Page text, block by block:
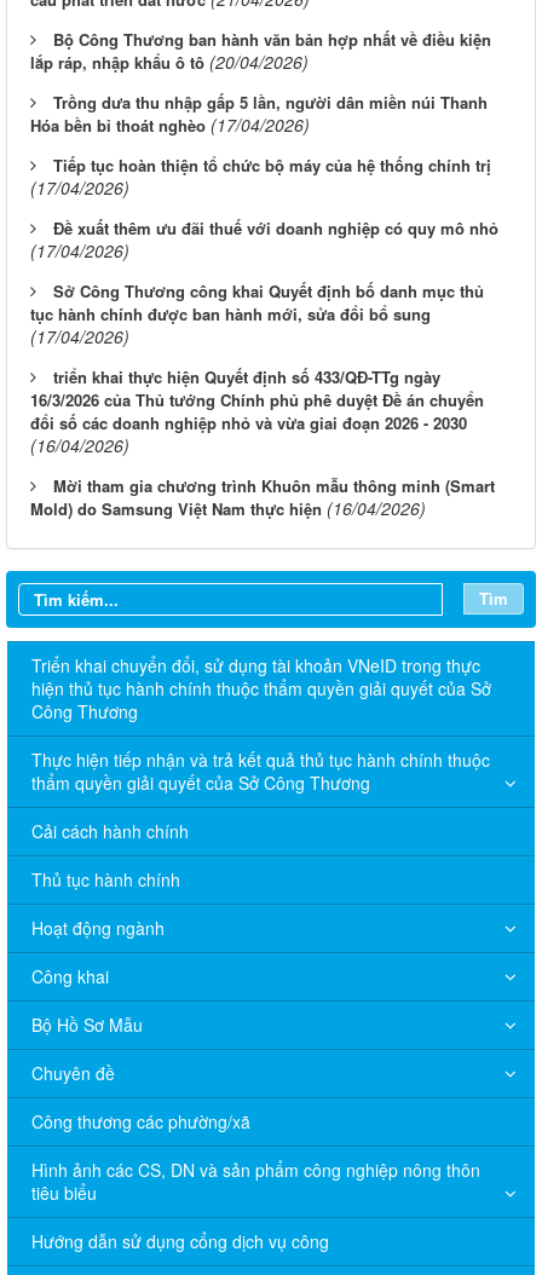
Bộ Công Thương ban hành văn bản hợp nhất về điều kiện
lắp ráp, nhập khẩu ô tô (20/04/2026)
Trồng dưa thu nhập gấp 5 lần, người dân miền núi Thanh
Hóa bền bỉ thoát nghèo (17/04/2026)
Tiếp tục hoàn thiện tổ chức bộ máy của hệ thống chính trị
(17/04/2026)
Đề xuất thêm ưu đãi thuế với doanh nghiệp có quy mô nhỏ
(17/04/2026)
Sở Công Thương công khai Quyết định bố danh mục thủ
tục hành chính được ban hành mới, sửa đổi bổ sung
(17/04/2026)
triển khai thực hiện Quyết định số 433/QĐ-TTg ngày
16/3/2026 của Thủ tướng Chính phủ phê duyệt Đề án chuyển
đổi số các doanh nghiệp nhỏ và vừa giai đoạn 2026 - 2030
(16/04/2026)
Mời tham gia chương trình Khuôn mẫu thông minh (Smart
Mold) do Samsung Việt Nam thực hiện (16/04/2026)
Tìm
Triển khai chuyển đổi, sử dụng tài khoản VNeID trong thực
hiện thủ tục hành chính thuộc thẩm quyền giải quyết của Sở
Công Thương
Thực hiện tiếp nhận và trả kết quả thủ tục hành chính thuộc
thẩm quyền giải quyết của Sở Công Thương
Cải cách hành chính
Thủ tục hành chính
Hoạt động ngành
Công khai
Bộ Hồ Sơ Mẫu
Chuyên đề
Công thương các phường/xã
Hình ảnh các CS, DN và sản phẩm công nghiệp nông thôn
tiêu biểu
Hướng dẫn sử dụng cổng dịch vụ công